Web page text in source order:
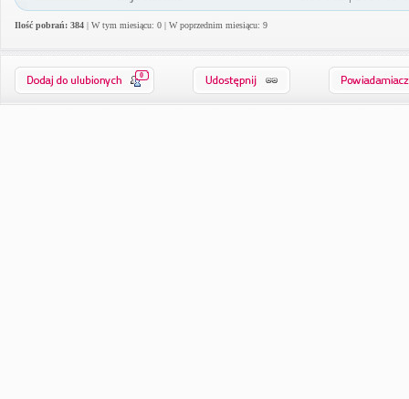
Ilość pobrań: 384 | W tym miesiącu: 0 | W poprzednim miesiącu: 9
0